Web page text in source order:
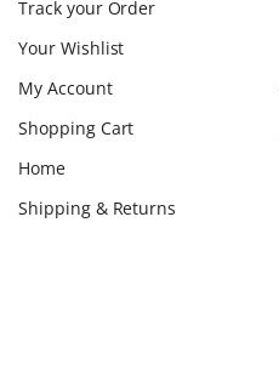
Track your Order
Your Wishlist
My Account
Shopping Cart
Home
Shipping & Returns